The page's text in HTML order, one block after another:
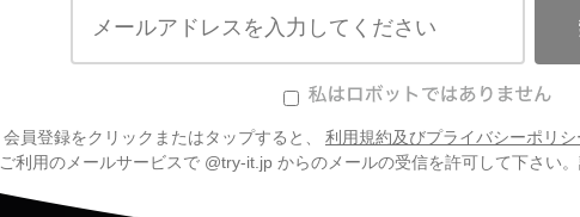
会員登録をクリックまたはタップすると、 利用規約及びプライバシーポリシ
ご利用のメールサービスで @try-it.jp からのメールの受信を許可して下さい